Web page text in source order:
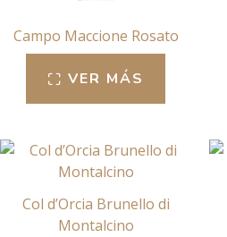
Campo Maccione Rosato
VER MÁS
Col d’Orcia Brunello di
Montalcino